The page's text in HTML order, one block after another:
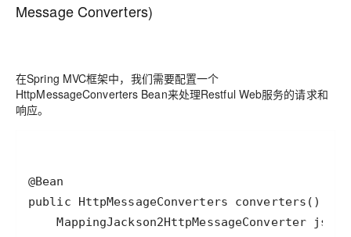
Message Converters)
在Spring MVC框架中，我们需要配置一个
HttpMessageConverters Bean来处理Restful Web服务的请求和
响应。